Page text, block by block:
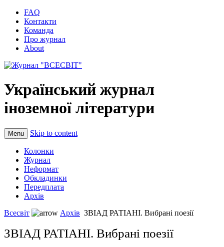
FAQ
Контакти
Команда
Про журнал
About
Український журнал
іноземної літератури
Menu Skip to content
Колонки
Журнал
Неформат
Обкладинки
Передплата
Архів
Всесвіт
Архів ЗВІАД РАТІАНІ. Вибрані поезії
ЗВІАД РАТІАНІ. Вибрані поезії